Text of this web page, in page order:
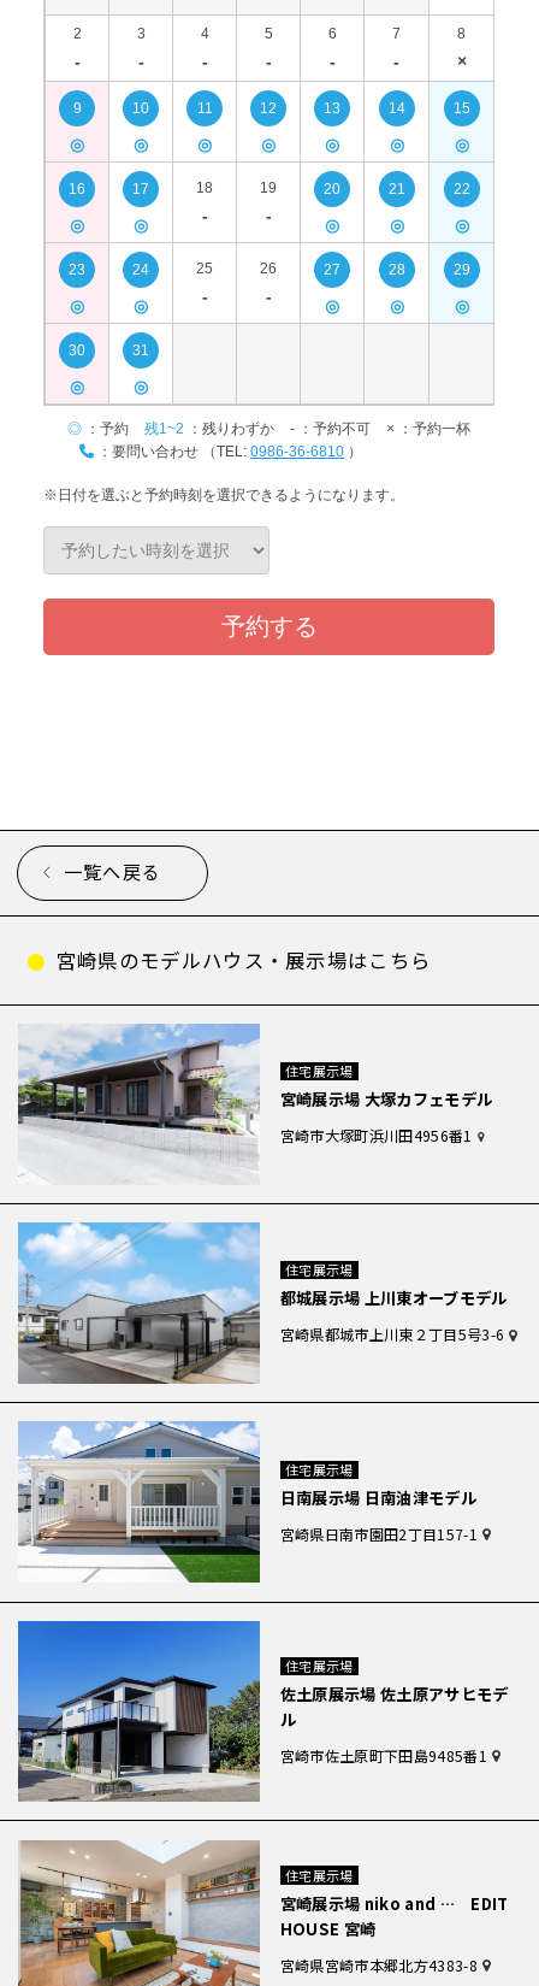
一覧へ戻る
宮崎県のモデルハウス・展示場はこちら
住宅展示場
宮崎展示場 大塚カフェモデル
宮崎市大塚町浜川田4956番1
住宅展示場
都城展示場 上川東オーブモデル
宮崎県都城市上川東２丁目5号3-6
住宅展示場
日南展示場 日南油津モデル
宮崎県日南市園田2丁目157-1
住宅展示場
佐土原展示場 佐土原アサヒモデ
ル
宮崎市佐土原町下田島9485番1
住宅展示場
宮崎展示場 niko and … EDIT
HOUSE 宮崎
宮崎県宮崎市本郷北方4383-8